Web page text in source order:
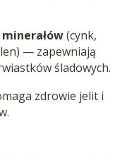
(cynk,
— zapewniają
śladowych.
zdrowie jelit i